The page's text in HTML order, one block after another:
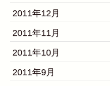
2011年12月
2011年11月
2011年10月
2011年9月